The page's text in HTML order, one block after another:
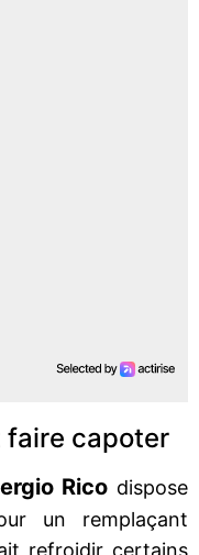
faire capoter
Rico dispose
un remplaçant
refroidir certains